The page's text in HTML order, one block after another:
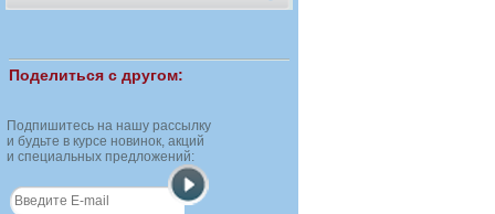
Поделиться с другом:
Подпишитесь на нашу рассылку
и будьте в курсе новинок, акций
и специальных предложений: